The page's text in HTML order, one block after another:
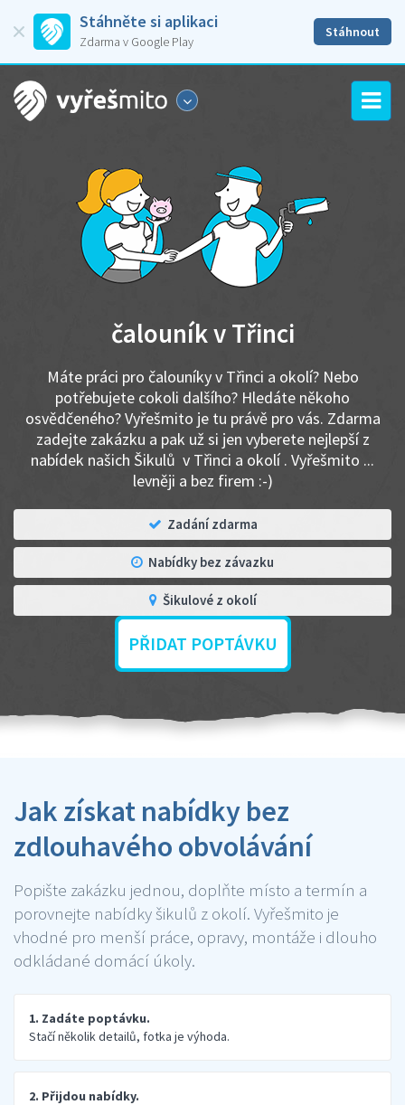
Stáhněte si aplikaci
Zdarma v Google Play
Stáhnout
čalouník v Třinci
Máte práci pro čalouníky v Třinci a okolí? Nebo
potřebujete cokoli dalšího? Hledáte někoho
osvědčeného? Vyřešmito je tu právě pro vás. Zdarma
zadejte zakázku a pak už si jen vyberete nejlepší z
nabídek našich Šikulů v Třinci a okolí . Vyřešmito ...
levněji a bez firem :-)
Zadání zdarma
Nabídky bez závazku
Šikulové z okolí
PŘIDAT POPTÁVKU
Jak získat nabídky bez
zdlouhavého obvolávání
Popište zakázku jednou, doplňte místo a termín a
porovnejte nabídky šikulů z okolí. Vyřešmito je
vhodné pro menší práce, opravy, montáže i dlouho
odkládané domácí úkoly.
1. Zadáte poptávku.
Stačí několik detailů, fotka je výhoda.
2. Přijdou nabídky.